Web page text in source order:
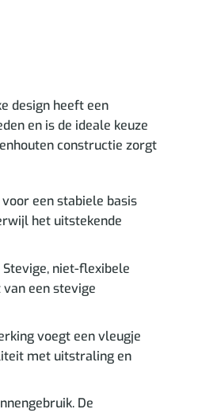
design heeft een
en is de ideale keuze
constructie zorgt
een stabiele basis
het uitstekende
niet-flexibele
een stevige
voegt een vleugje
met uitstraling en
De